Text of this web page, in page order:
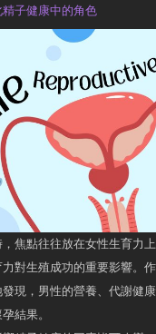
子健康中的角色
焦點往往放在女性生育力
對生殖成功的重要影響。
現，男性的營養、代謝健
結果。